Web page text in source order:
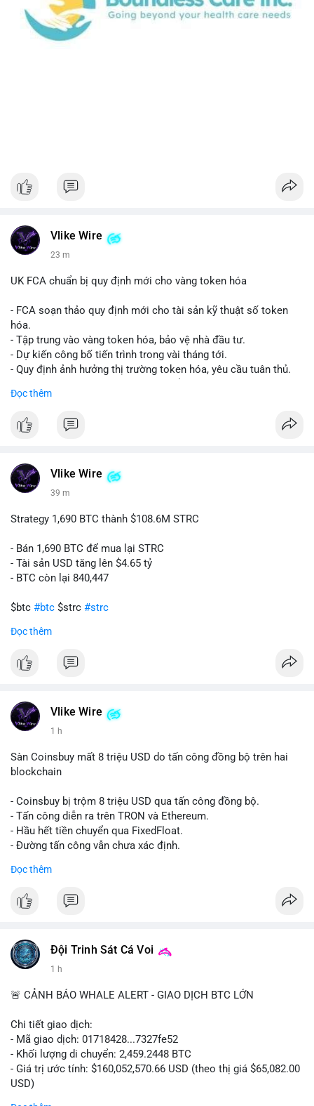
Vlike Wire
23 m
UK FCA chuẩn bị quy định mới cho vàng token hóa
- FCA soạn thảo quy định mới cho tài sản kỹ thuật số token
hóa.
- Tập trung vào vàng token hóa, bảo vệ nhà đầu tư.
- Dự kiến công bố tiến trình trong vài tháng tới.
- Quy định ảnh hưởng thị trường token hóa, yêu cầu tuân thủ.
#binancesquare
#vlikevn #titanbot
Đọc thêm
Vlike Wire
39 m
Strategy 1,690 BTC thành $108.6M STRC
- Bán 1,690 BTC để mua lại STRC
- Tài sản USD tăng lên $4.65 tỷ
- BTC còn lại 840,447
$btc #btc $strc #strc
#vlikevn
📰 Nguồn: Cointelegraph
Đọc thêm
Vlike Wire
1 h
Sàn Coinsbuy mất 8 triệu USD do tấn công đồng bộ trên hai
blockchain
- Coinsbuy bị trộm 8 triệu USD qua tấn công đồng bộ.
- Tấn công diễn ra trên TRON và Ethereum.
- Hầu hết tiền chuyển qua FixedFloat.
- Đường tấn công vẫn chưa xác định.
#binancesquare
$trx $eth
📰 Nguồn: CoinDesk
Đọc thêm
Đội Trinh Sát Cá Voi
1 h
🚨 CẢNH BÁO WHALE ALERT - GIAO DỊCH BTC LỚN
Chi tiết giao dịch:
- Mã giao dịch: 01718428...7327fe52
- Khối lượng di chuyển: 2,459.2448 BTC
- Giá trị ước tính: $160,052,570.66 USD (theo thị giá $65,082.00
USD)